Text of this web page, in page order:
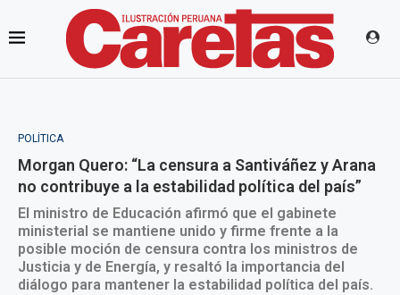
POLÍTICA
Morgan Quero: “La censura a Santiváñez y Arana
no contribuye a la estabilidad política del país”
El ministro de Educación afirmó que el gabinete
ministerial se mantiene unido y firme frente a la
posible moción de censura contra los ministros de
Justicia y de Energía, y resaltó la importancia del
diálogo para mantener la estabilidad política del país.